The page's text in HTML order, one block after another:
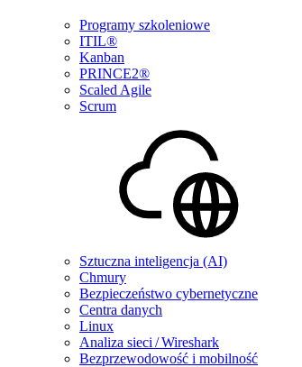
Programy szkoleniowe
ITIL®
Kanban
PRINCE2®
Scaled Agile
Scrum
Sztuczna inteligencja (AI)
Chmury
Bezpieczeństwo cybernetyczne
Centra danych
Linux
Analiza sieci / Wireshark
Bezprzewodowość i mobilność